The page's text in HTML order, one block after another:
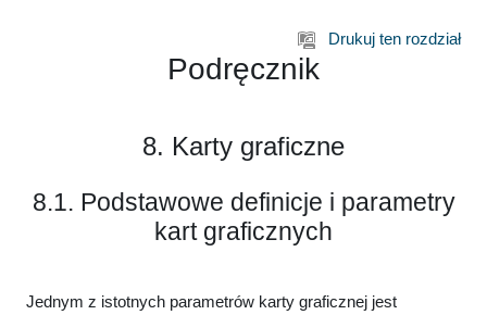
Drukuj ten rozdział
Podręcznik
8. Karty graficzne
8.1. Podstawowe definicje i parametry
kart graficznych
Jednym z istotnych parametrów karty graficznej jest